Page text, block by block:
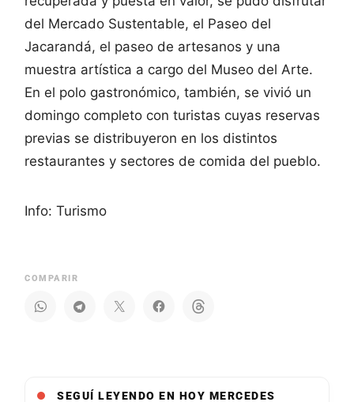
del Mercado Sustentable, el Paseo del
Jacarandá, el paseo de artesanos y una
muestra artística a cargo del Museo del Arte.
En el polo gastronómico, también, se vivió un
domingo completo con turistas cuyas reservas
previas se distribuyeron en los distintos
restaurantes y sectores de comida del pueblo.
Info: Turismo
COMPARIR
SEGUÍ LEYENDO EN HOY MERCEDES